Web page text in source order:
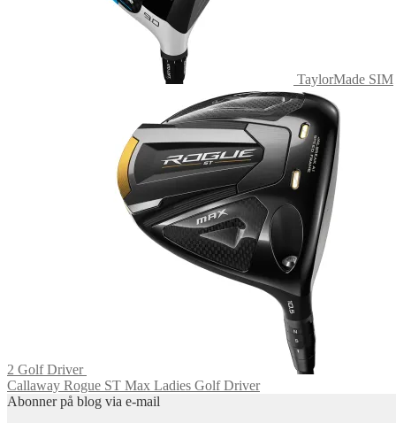
TaylorMade SIM
2 Golf Driver
Callaway Rogue ST Max Ladies Golf Driver
Abonner på blog via e-mail